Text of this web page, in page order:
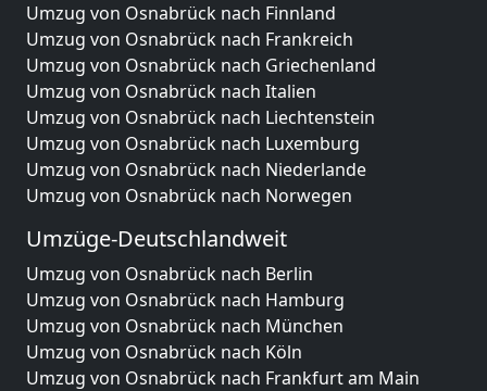
Umzug von Osnabrück nach Finnland
Umzug von Osnabrück nach Frankreich
Umzug von Osnabrück nach Griechenland
Umzug von Osnabrück nach Italien
Umzug von Osnabrück nach Liechtenstein
Umzug von Osnabrück nach Luxemburg
Umzug von Osnabrück nach Niederlande
Umzug von Osnabrück nach Norwegen
Umzüge-Deutschlandweit
Umzug von Osnabrück nach Berlin
Umzug von Osnabrück nach Hamburg
Umzug von Osnabrück nach München
Umzug von Osnabrück nach Köln
Umzug von Osnabrück nach Frankfurt am Main